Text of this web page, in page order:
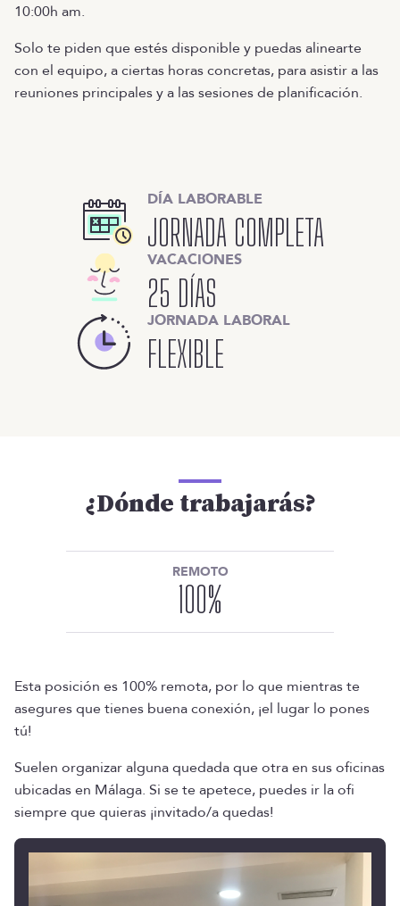
10:00h am.
Solo te piden que estés disponible y puedas alinearte
con el equipo, a ciertas horas concretas, para asistir a las
reuniones principales y a las sesiones de planificación.
DÍA LABORABLE
JORNADA COMPLETA
VACACIONES
25 DÍAS
JORNADA LABORAL
FLEXIBLE
¿Dónde trabajarás?
REMOTO
100%
Esta posición es 100% remota, por lo que mientras te
asegures que tienes buena conexión, ¡el lugar lo pones
tú!
Suelen organizar alguna quedada que otra en sus oficinas
ubicadas en Málaga. Si se te apetece, puedes ir la ofi
siempre que quieras ¡invitado/a quedas!